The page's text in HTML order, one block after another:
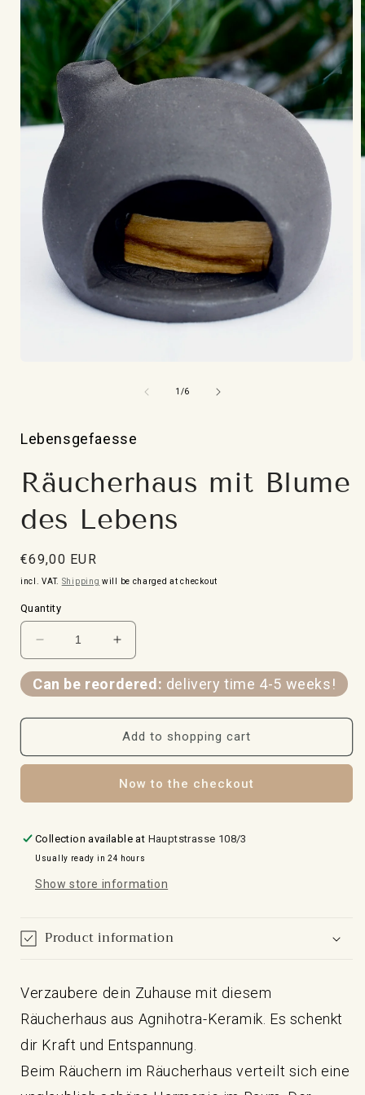
1 /from
6
Lebensgefaesse
Räucherhaus mit Blume
des Lebens
Normal
price
€69,00 EUR
incl. VAT. Shipping will be charged at checkout
Quantity
Verringere
die
Menge
für
Räucherhaus
des
Erhöhe
die
Menge
für
Räucherhaus
mit
des
Lebens
Can be reordered: delivery time 4-5 weeks!
Add to shopping cart
Now to the checkout
Collection available at Hauptstrasse 108/3
Usually ready in 24 hours
Show store information
Product information
Verzaubere dein Zuhause mit diesem
Räucherhaus aus Agnihotra-Keramik. Es schenkt
dir Kraft und Entspannung.
Beim Räuchern im Räucherhaus verteilt sich eine